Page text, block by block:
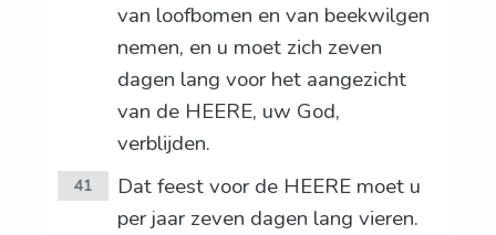
van loofbomen en van beekwilgen
nemen, en u moet zich zeven
dagen lang voor het aangezicht
van de HEERE, uw God,
verblijden.
41
Dat feest voor de HEERE moet u
per jaar zeven dagen lang vieren.